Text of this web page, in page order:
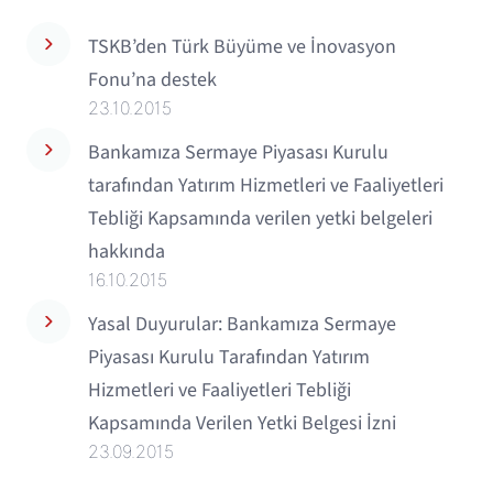
TSKB’den Türk Büyüme ve İnovasyon
Fonu’na destek
23.10.2015
Bankamıza Sermaye Piyasası Kurulu
tarafından Yatırım Hizmetleri ve Faaliyetleri
Tebliği Kapsamında verilen yetki belgeleri
hakkında
16.10.2015
Yasal Duyurular: Bankamıza Sermaye
Piyasası Kurulu Tarafından Yatırım
Hizmetleri ve Faaliyetleri Tebliği
Kapsamında Verilen Yetki Belgesi İzni
23.09.2015